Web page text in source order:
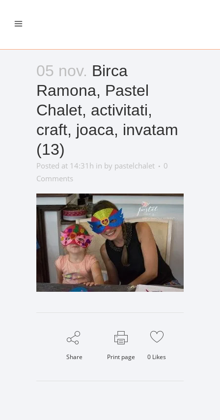
05 nov. Birca
Ramona, Pastel
Chalet, activitati,
craft, joaca, invatam
(13)
Posted at 14:31h in by pastelchalet
0
Comments
Share Print page 0 Likes